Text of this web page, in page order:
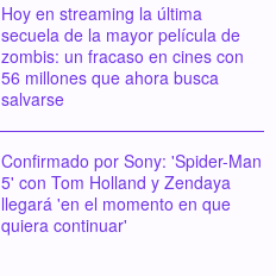
Hoy en streaming la última
secuela de la mayor película de
zombis: un fracaso en cines con
56 millones que ahora busca
salvarse
Confirmado por Sony: 'Spider-Man
5' con Tom Holland y Zendaya
llegará 'en el momento en que
quiera continuar'